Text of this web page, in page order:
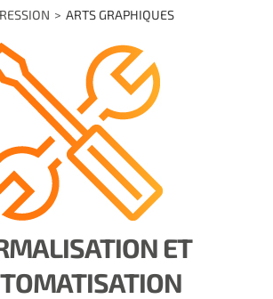
ARTS GRAPHIQUES
ET